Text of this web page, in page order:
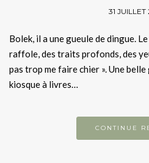
31 JUILLET
Bolek, il a une gueule de dingue.
raffole, des traits profonds, des
pas trop me faire chier ». Une
kiosque à livres…
CONTINUE